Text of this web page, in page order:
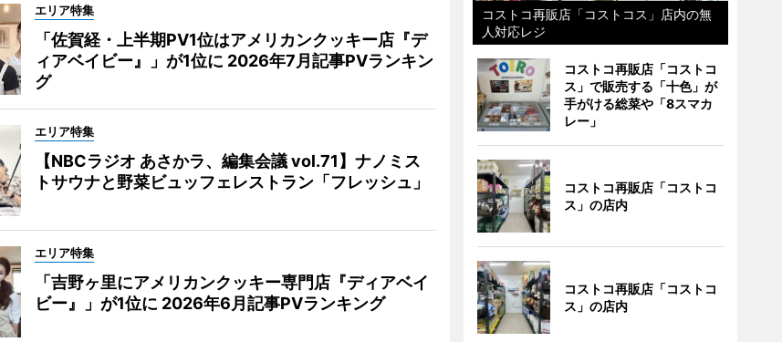
エリア特集
「佐賀経・上半期PV1位はアメリカンクッキー店『デ
ィアベイビー』」が1位に 2026年7月記事PVランキン
グ
エリア特集
【NBCラジオ あさかラ、編集会議 vol.71】ナノミス
トサウナと野菜ビュッフェレストラン「フレッシュ」
エリア特集
「吉野ヶ里にアメリカンクッキー専門店『ディアベイ
ビー』」が1位に 2026年6月記事PVランキング
コストコ再販店「コストコス」店内の無
人対応レジ
コストコ再販店「コストコ
ス」で販売する「十色」が
手がける総菜や「8スマカ
レー」
コストコ再販店「コストコ
ス」の店内
コストコ再販店「コストコ
ス」の店内